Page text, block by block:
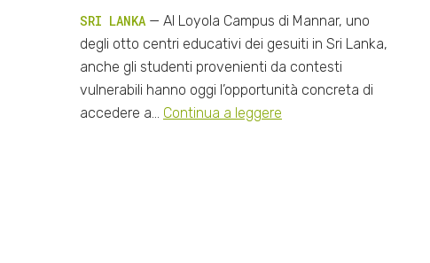
SRI LANKA — Al Loyola Campus di Mannar, uno
degli otto centri educativi dei gesuiti in Sri Lanka,
anche gli studenti provenienti da contesti
vulnerabili hanno oggi l’opportunità concreta di
accedere a… Continua a leggere